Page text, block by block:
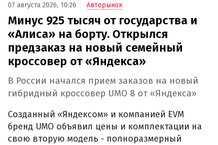
07 августа 2026, 10:26 Авторынок
Минус 925 тысяч от государства и
«Алиса» на борту. Открылся
предзаказ на новый семейный
кроссовер от «Яндекса»
В России начался прием заказов на новый
гибридный кроссовер UMO 8 от «Яндекса»
Созданный «Яндексом» и компанией EVM
бренд UMO объявил цены и комплектации на
свою вторую модель - полноразмерный